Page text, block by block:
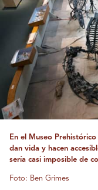
En el Museo
dan vida y hacen
sería casi imposible de
Foto: Ben Grimes